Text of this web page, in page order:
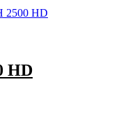
HD